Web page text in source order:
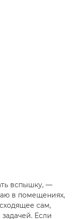
вспышку, —
в помещениях,
сам,
Если